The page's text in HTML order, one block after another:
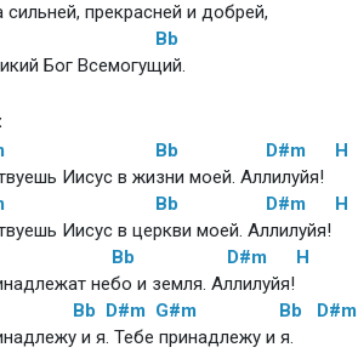
сильней, прекрасней и добрей,
Bb
Бог Всемогущий.
Bb D#m
H
Иисус в жизни моей. Аллилуйя!
Bb D#m
H
Иисус в церкви моей. Аллилуйя!
Bb D#m
H
небо и земля. Аллилуйя!
Bb D#m G#m Bb
D#m
и я. Тебе принадлежу и я.